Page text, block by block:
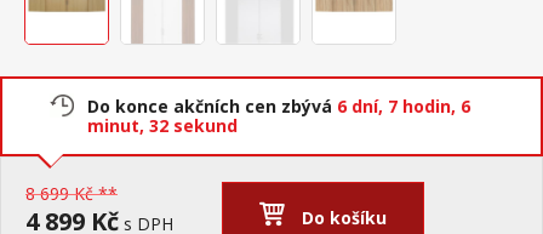
Do konce akčních cen zbývá 6 dní, 7 hodin, 6
minut, 32 sekund
8 699 Kč **
4 899 Kč s DPH Do košíku